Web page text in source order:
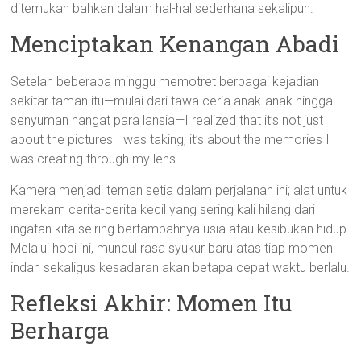
ditemukan bahkan dalam hal-hal sederhana sekalipun.
Menciptakan Kenangan Abadi
Setelah beberapa minggu memotret berbagai kejadian
sekitar taman itu—mulai dari tawa ceria anak-anak hingga
senyuman hangat para lansia—I realized that it’s not just
about the pictures I was taking; it’s about the memories I
was creating through my lens.
Kamera menjadi teman setia dalam perjalanan ini; alat untuk
merekam cerita-cerita kecil yang sering kali hilang dari
ingatan kita seiring bertambahnya usia atau kesibukan hidup.
Melalui hobi ini, muncul rasa syukur baru atas tiap momen
indah sekaligus kesadaran akan betapa cepat waktu berlalu.
Refleksi Akhir: Momen Itu
Berharga